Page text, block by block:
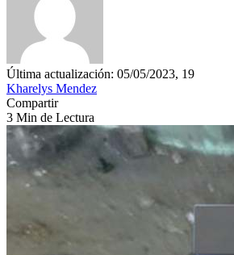
Última actualización: 05/05/2023, 19
Kharelys Mendez
Compartir
3 Min de Lectura